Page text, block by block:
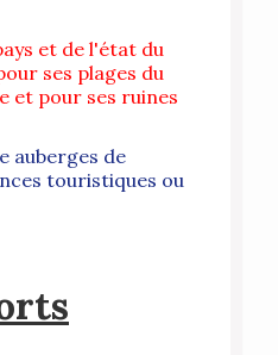
et de l'état du
ses plages du
et pour ses ruines
auberges de
touristiques ou